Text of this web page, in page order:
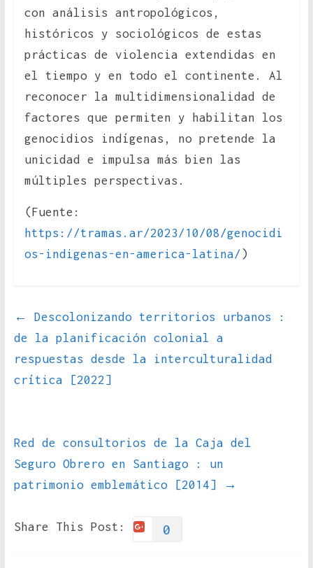
con análisis antropológicos,
históricos y sociológicos de estas
prácticas de violencia extendidas en
el tiempo y en todo el continente. Al
reconocer la multidimensionalidad de
factores que permiten y habilitan los
genocidios indígenas, no pretende la
unicidad e impulsa más bien las
múltiples perspectivas.
(Fuente:
https://tramas.ar/2023/10/08/genocidi
os-indigenas-en-america-latina/ )
←
Descolonizando territorios urbanos :
de la planificación colonial a
respuestas desde la interculturalidad
crítica [2022]
Red de consultorios de la Caja del
Seguro Obrero en Santiago : un
patrimonio emblemático [2014]
→
Share This Post: 0